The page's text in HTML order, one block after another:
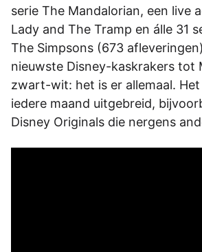
serie The Mandalorian, een live
Lady and The Tramp en álle 31
The Simpsons (673
nieuwste Disney-kaskrakers tot
zwart-wit: het is er allemaal.
iedere maand uitgebreid,
Disney Originals die nergens